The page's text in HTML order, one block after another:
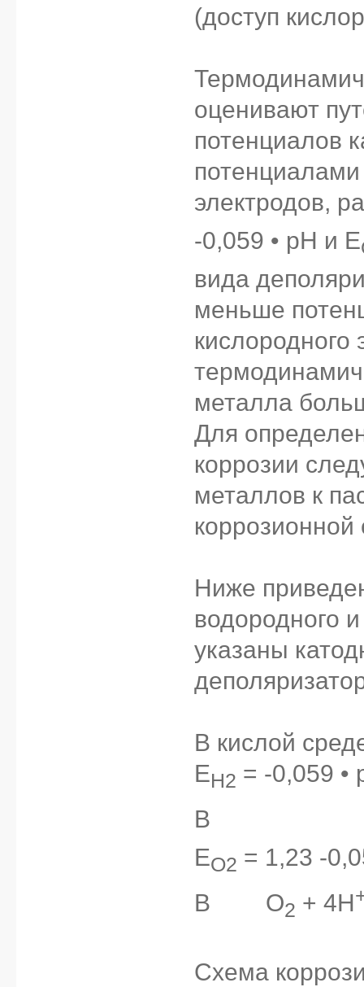
(доступ
оценивают
потенциалов
электродов,
-0,059 • pH и E
вида
меньше
кислородного
металла
Для
коррозии
металлов к
коррозионной
Ниже
водородного
указаны
В кислой
EH2 = -0,059 •
В
EO2 = 1,23 -
В
O2 + 4H
Схема